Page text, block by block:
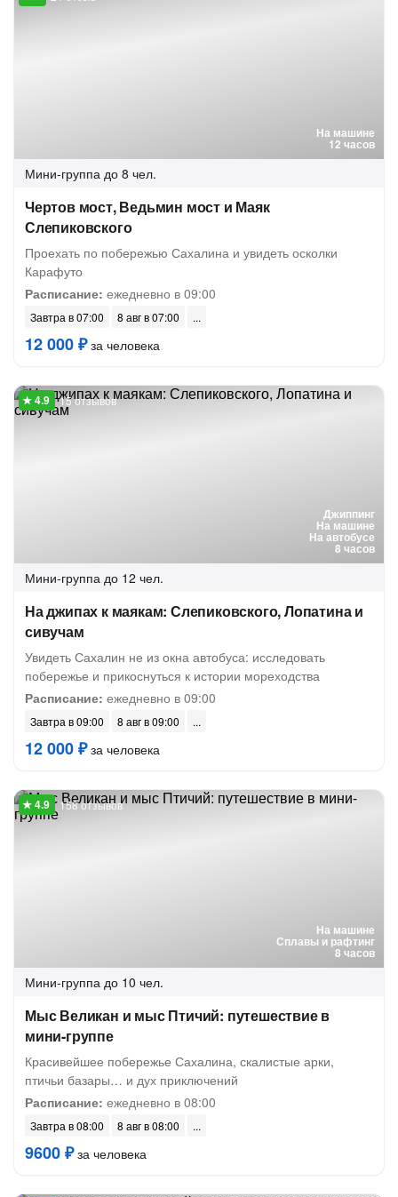
На машине
12 часов
Мини-группа до 8 чел.
Чертов мост, Ведьмин мост и Маяк
Слепиковского
Проехать по побережью Сахалина и увидеть осколки
Карафуто
Расписание: ежедневно в 09:00
Завтра в 07:00 8 авг в 07:00
12 000 ₽за человека
Джиппинг
На машине
На автобусе
8 часов
15 отзывов
Мини-группа до 12 чел.
На джипах к маякам: Слепиковского, Лопатина и
сивучам
Увидеть Сахалин не из окна автобуса: исследовать
побережье и прикоснуться к истории мореходства
Расписание: ежедневно в 09:00
Завтра в 09:00 8 авг в 09:00
12 000 ₽за человека
На машине
Сплавы и рафтинг
8 часов
158 отзывов
Мини-группа до 10 чел.
Мыс Великан и мыс Птичий: путешествие в
мини-группе
Красивейшее побережье Сахалина, скалистые арки,
птичьи базары… и дух приключений
Расписание: ежедневно в 08:00
Завтра в 08:00 8 авг в 08:00
9600 ₽за человека